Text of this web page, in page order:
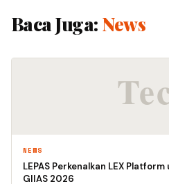
Baca Juga: News
NEWS
LEPAS Perkenalkan LEX Platform
GIIAS 2026